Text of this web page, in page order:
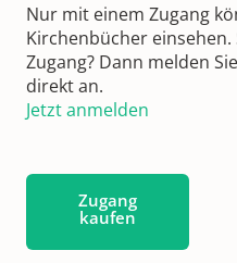
Nur mit einem Zugang
Kirchenbücher
Zugang? Dann melden
direkt an.
Jetzt anmelden
Zugang
kaufen